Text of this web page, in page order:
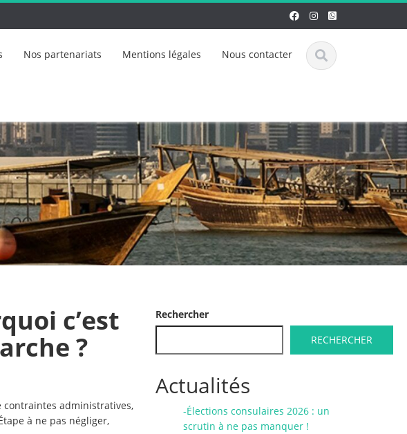
Nos partenariats Mentions légales Nous contacter
c’est
?
contraintes administratives,
à ne pas négliger,
Rechercher
RECHERCHER
Actualités
-Élections consulaires 2026 : un
scrutin à ne pas manquer !